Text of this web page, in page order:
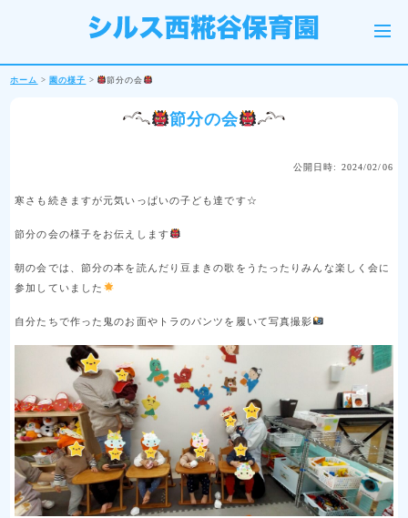
ホーム > 園の様子 > 節分の会
節分の会
公開日時: 2024/02/06
寒さも続きますが元気いっぱいの子ども達です☆
節分の会の様子をお伝えします
朝の会では、節分の本を読んだり豆まきの歌をうたったりみんな楽しく会に
参加していました
自分たちで作った鬼のお面やトラのパンツを履いて写真撮影